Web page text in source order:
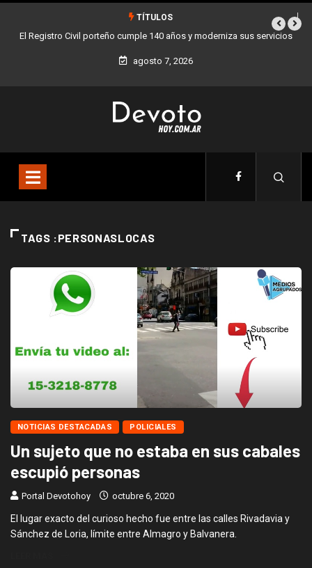
TÍTULOS
El Registro Civil porteño cumple 140 años y moderniza sus servicios
agosto 7, 2026
TAGS :PERSONASLOCAS
NOTICIAS DESTACADAS POLICIALES
Un sujeto que no estaba en sus cabales
escupió personas
Portal Devotohoy octubre 6, 2020
El lugar exacto del curioso hecho fue entre las calles Rivadavia y
Sánchez de Loria, límite entre Almagro y Balvanera.